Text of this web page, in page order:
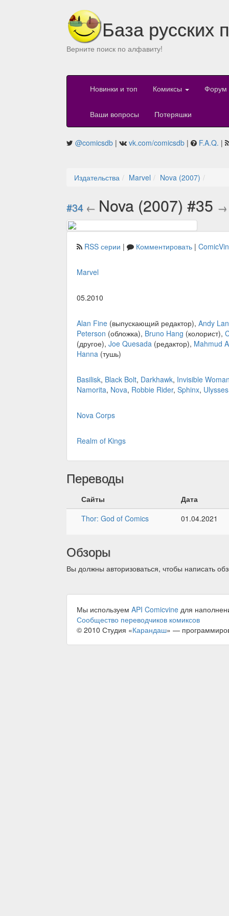
База русских
Верните поиск по алфавиту!
Новинки и топ Комиксы Форум
Ваши вопросы Потеряшки
@comicsdb | vk.com/comicsdb | F.A.Q. |
Издательства Marvel Nova (2007)
#34 ← Nova (2007) #35
RSS серии | Комментировать |
Marvel
05.2010
Alan Fine (выпускающий редактор), Andy
Peterson (обложка), Bruno Hang (колорист),
(другое), Joe Quesada (редактор), Mahmud
Hanna (тушь)
Basilisk, Black Bolt, Darkhawk, Invisible
Namorita, Nova, Robbie Rider, Sphinx,
Nova Corps
Realm of Kings
Переводы
Сайты
Дата
Thor: God of Comics
01.04.2021
Обзоры
Вы должны авторизоваться, чтобы написать
Мы используем API Comicvine для
Сообщество переводчиков комиксов
© 2010 Студия «Карандаш» —